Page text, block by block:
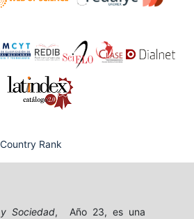
Sociedad, Año 23, es una